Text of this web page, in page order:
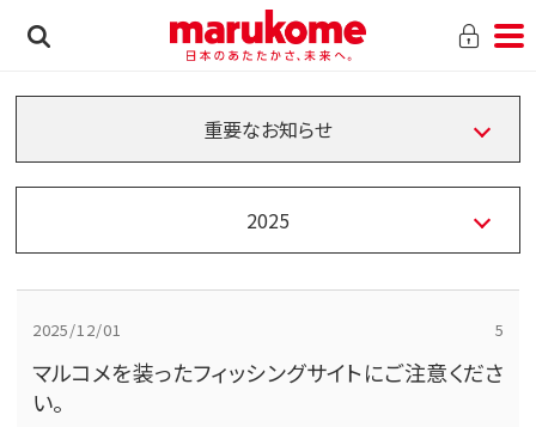
重要なお知らせ
2025
2025/12/01 5
マルコメを装ったフィッシングサイトにご注意くださ
い。